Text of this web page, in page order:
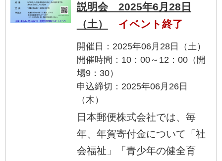
説明会 2025年6月28日
（土）
イベント終了
開催日：2025年06月28日（土）
開催時間：10：00～12：00（開
場9：30）
申込締切：2025年06月26日
（木）
日本郵便株式会社では、毎
年、年賀寄付金について「社
会福祉」「青少年の健全育